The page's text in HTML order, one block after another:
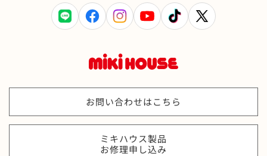
LINE FacebookInstagramYouTube TikTok
X
(Twitter)
お問い合わせはこちら
ミキハウス製品
お修理申し込み